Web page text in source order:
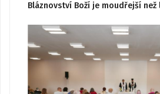
Bláznovství Boží je moudřejší než